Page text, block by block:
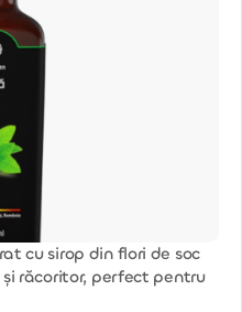
cu sirop din flori de soc
și răcoritor, perfect pentru